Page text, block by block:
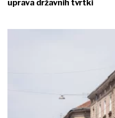
uprava državnih tvrtki